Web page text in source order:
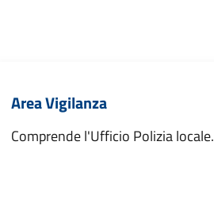
Area Vigilanza
Comprende l'Ufficio Polizia locale.